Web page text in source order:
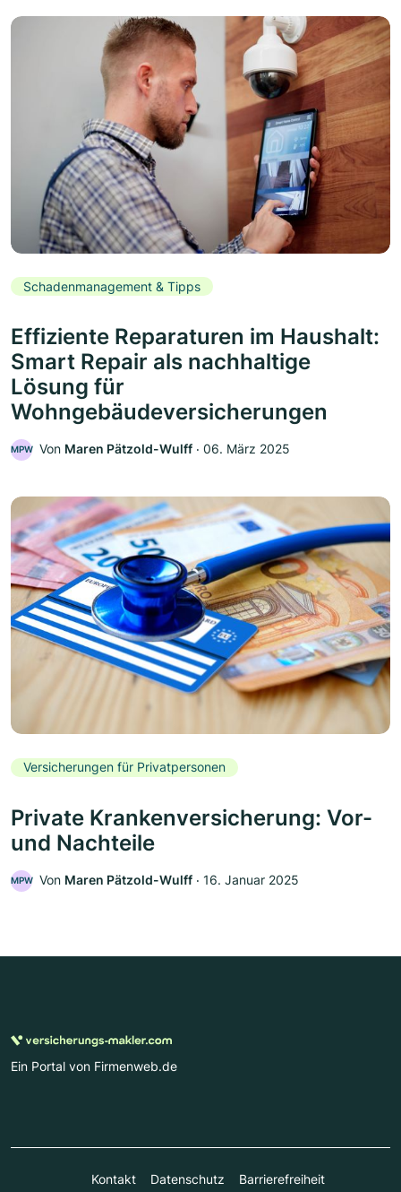
Schadenmanagement & Tipps
Effiziente Reparaturen im Haushalt:
Smart Repair als nachhaltige
Lösung für
Wohngebäudeversicherungen
MPW Von Maren Pätzold-Wulff ‧ 06. März 2025
Versicherungen für Privatpersonen
Private Krankenversicherung: Vor-
und Nachteile
MPW Von Maren Pätzold-Wulff ‧ 16. Januar 2025
Ein Portal von Firmenweb.de
Kontakt Datenschutz Barrierefreiheit